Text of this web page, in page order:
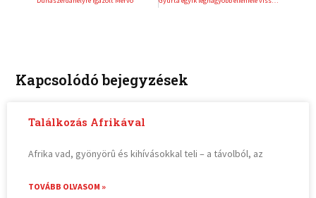
Kapcsolódó bejegyzések
Találkozás Afrikával
Afrika vad, gyönyörû és kihívásokkal teli – a távolból, az
TOVÁBB OLVASOM »